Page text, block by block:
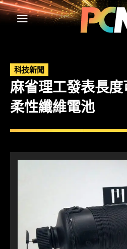
科技新聞
麻省理工發表長
柔性纖維電池